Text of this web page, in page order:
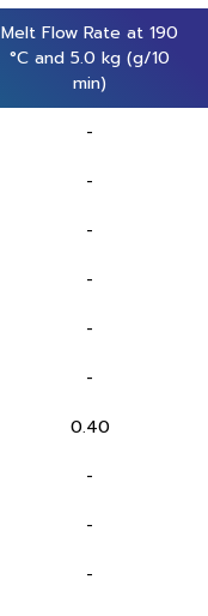
Melt Flow Rate at 190
°C and 5.0 kg (g/10
min)
-
-
-
-
-
-
0.40
-
-
-
Melt Flow Rate at 190
°C and 5.0 kg (g/10
min)